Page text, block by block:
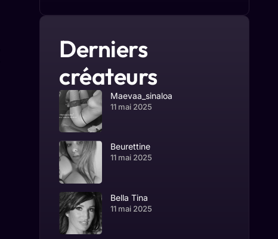
Derniers
créateurs
Maevaa_sinaloa
11 mai 2025
Beurettine
11 mai 2025
Bella Tina
11 mai 2025